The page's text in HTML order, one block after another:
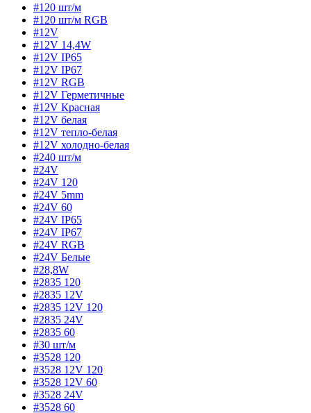
#120 шт/м
#120 шт/м RGB
#12V
#12V 14,4W
#12V IP65
#12V IP67
#12V RGB
#12V Герметичные
#12V Красная
#12V белая
#12V тепло-белая
#12V холодно-белая
#240 шт/м
#24V
#24V 120
#24V 5mm
#24V 60
#24V IP65
#24V IP67
#24V RGB
#24V Белые
#28,8W
#2835 120
#2835 12V
#2835 12V 120
#2835 24V
#2835 60
#30 шт/м
#3528 120
#3528 12V 120
#3528 12V 60
#3528 24V
#3528 60